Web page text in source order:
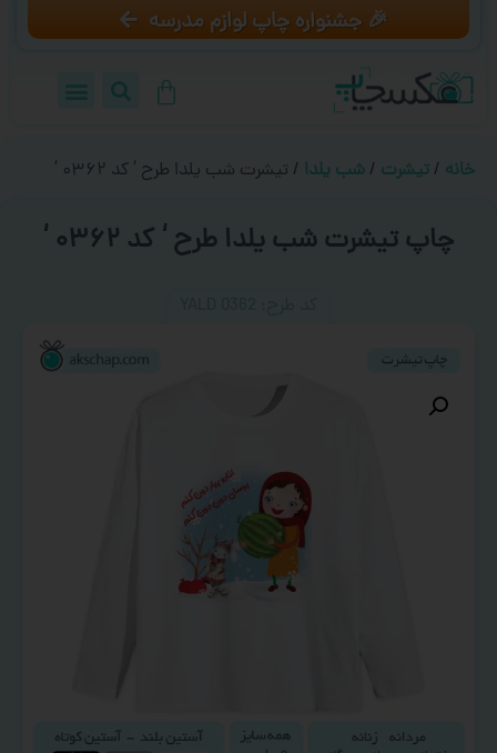
🎉 جشنواره چاپ لوازم مدرسه
خانه / تیشرت / شب یلدا / تیشرت شب یلدا طرح ‘ کد ۰۳۶۲ ‘
چاپ تیشرت شب یلدا طرح ‘ کد ۰۳۶۲ ‘